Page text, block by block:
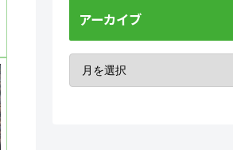
アーカイブ